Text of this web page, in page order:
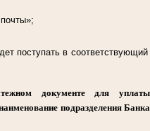
поступать в соответствующий
документе для уплаты
подразделения Банка